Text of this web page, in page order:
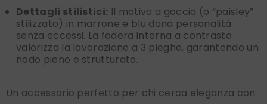
Dettagli stilistici: Il motivo a goccia (o “paisley”
stilizzato) in marrone e blu dona personalità
senza eccessi. La fodera interna a contrasto
valorizza la lavorazione a 3 pieghe, garantendo un
nodo pieno e strutturato.
Un accessorio perfetto per chi cerca eleganza con